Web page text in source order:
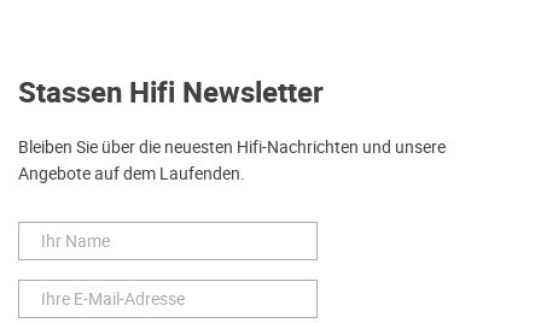
Stassen Hifi Newsletter
Bleiben Sie über die neuesten Hifi-Nachrichten und unsere
Angebote auf dem Laufenden.